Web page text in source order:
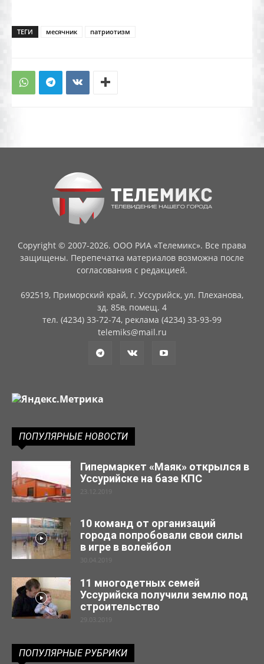
ТЕГИ месячник патриотизм
Copyright © 2007-2026. ООО РИА «Телемикс». Все права
защищены. Перепечатка материалов возможна после
согласования с редакцией.
692519, Приморский край, г. Уссурийск, ул. Плеханова,
зд. 85в, помещ. 4
тел. (4234) 33-72-74, реклама (4234) 33-93-99
telemiks@mail.ru
ПОПУЛЯРНЫЕ НОВОСТИ
Гипермаркет «Маяк» открылся в
Уссурийске на базе КПС
23.12.2019
10 команд от организаций
города попробовали свои силы
в игре в волейбол
30.04.2019
11 многодетных семей
Уссурийска получили землю под
строительство
29.03.2019
ПОПУЛЯРНЫЕ РУБРИКИ